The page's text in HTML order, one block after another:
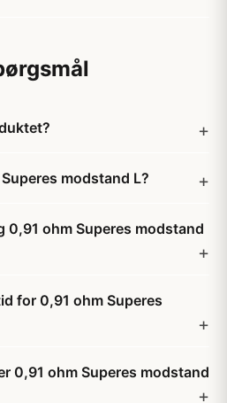
modstand L?
ohm Superes modstand
for 0,91 ohm Superes
0,91 ohm Superes modstand